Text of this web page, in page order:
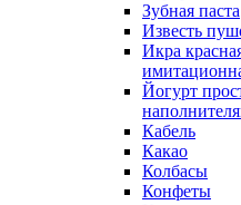
Зубная паста
Известь
Икра
Йогурт
Кабель
Какао
Колбасы
Конфеты